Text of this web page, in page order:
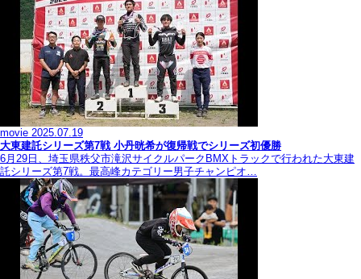
movie 2025.07.19
大東建託シリーズ第7戦 ⼩丹晄希が復帰戦でシリーズ初優勝
6月29日、埼玉県秩父市滝沢サイクルパークBMXトラックで行われた大東建
託シリーズ第7戦。最高峰カテゴリー男子チャンピオ…